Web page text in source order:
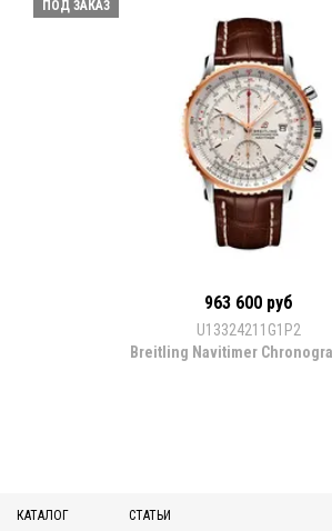
ПОД ЗАКАЗ
963 600 руб
U13324211G1P2
Breitling Navitimer
КАТАЛОГ СТАТЬИ